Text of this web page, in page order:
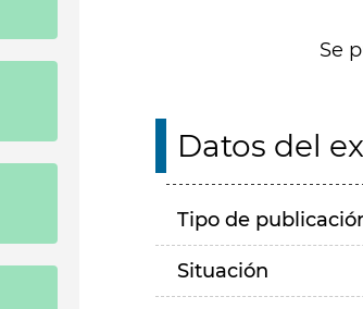
Se
Datos del
Tipo de
Situación